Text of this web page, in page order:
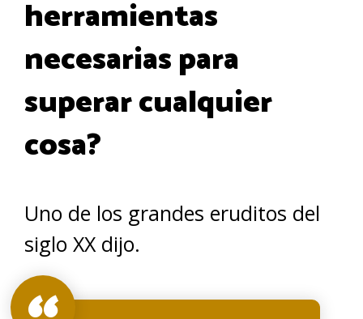
herramientas
necesarias para
superar cualquier
cosa?
Uno de los grandes eruditos del
siglo XX dijo.